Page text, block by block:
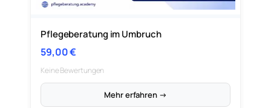
Pflegeberatung im Umbruch
59,00€
Keine Bewertungen
Mehr erfahren →